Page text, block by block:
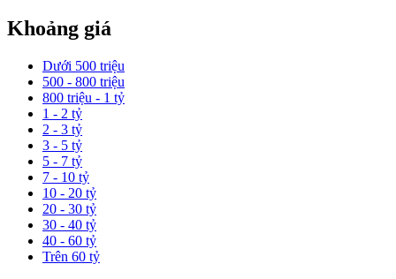
Khoảng giá
Dưới 500 triệu
500 - 800 triệu
800 triệu - 1 tỷ
1 - 2 tỷ
2 - 3 tỷ
3 - 5 tỷ
5 - 7 tỷ
7 - 10 tỷ
10 - 20 tỷ
20 - 30 tỷ
30 - 40 tỷ
40 - 60 tỷ
Trên 60 tỷ